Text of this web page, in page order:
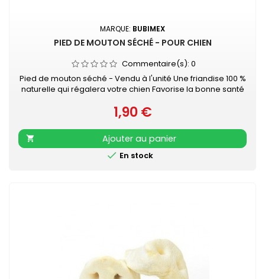
MARQUE: BUBIMEX
PIED DE MOUTON SÉCHÉ - POUR CHIEN
Commentaire(s): 0
Pied de mouton séché - Vendu à l'unité Une friandise 100 %
naturelle qui régalera votre chien Favorise la bonne santé
de mastication...
Prix
1,90 €

Ajouter au panier
 En stock